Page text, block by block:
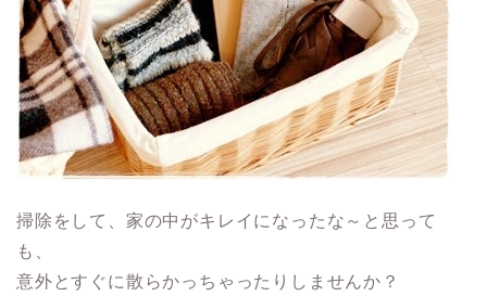
掃除をして、家の中がキレイになったな～と思って
も、
意外とすぐに散らかっちゃったりしませんか？